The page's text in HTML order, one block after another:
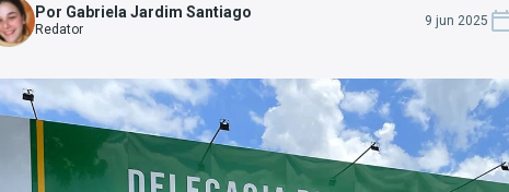
Por Gabriela Jardim Santiago
Redator
9 jun 2025